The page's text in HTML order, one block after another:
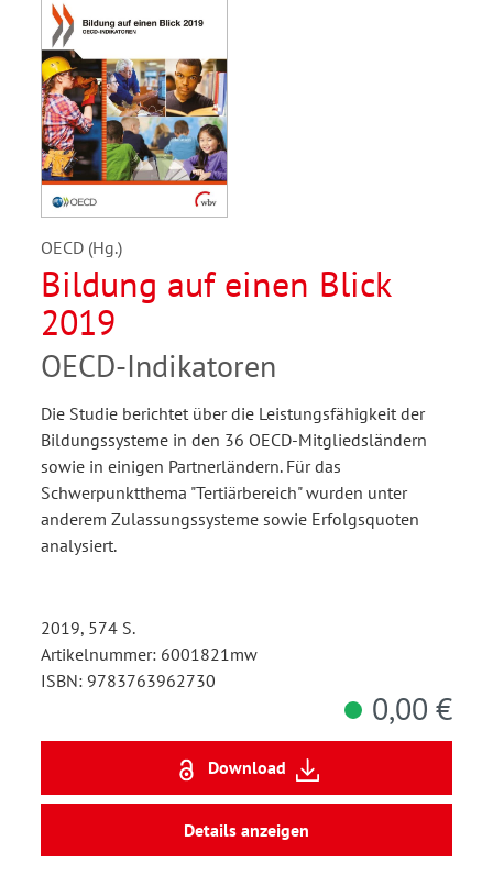
OECD (Hg.)
Bildung auf einen Blick
2019
OECD-Indikatoren
Die Studie berichtet über die Leistungsfähigkeit der
Bildungssysteme in den 36 OECD-Mitgliedsländern
sowie in einigen Partnerländern. Für das
Schwerpunktthema "Tertiärbereich" wurden unter
anderem Zulassungssysteme sowie Erfolgsquoten
analysiert.
2019, 574 S.
Artikelnummer: 6001821mw
ISBN: 9783763962730
0,00 €
Download
Details anzeigen